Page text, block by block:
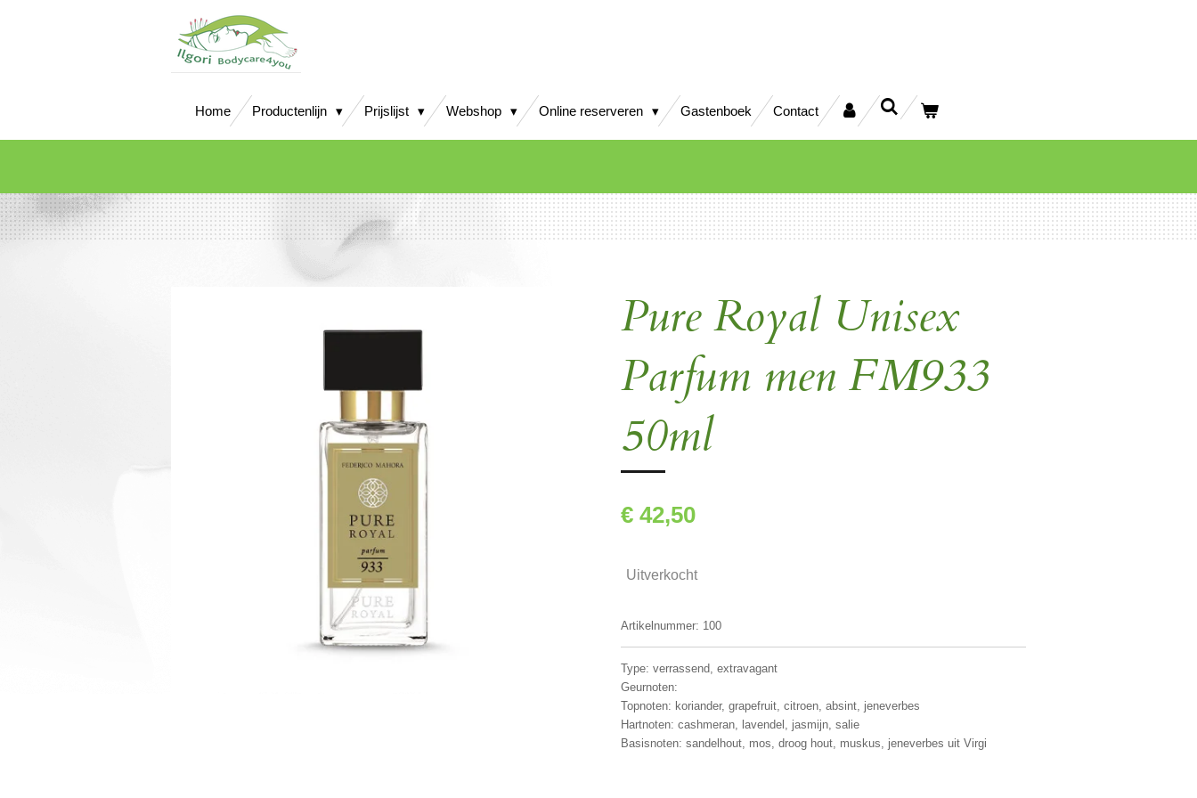
Home Productenlijn Prijslijst Webshop Online reserveren Gastenboek Contact
Pure Royal Unisex
Parfum men FM933
50ml
€ 42,50
Uitverkocht
Artikelnummer: 100
Type: verrassend, extravagant
Geurnoten:
Topnoten: koriander, grapefruit, citroen, absint, jeneverbes
Hartnoten: cashmeran, lavendel, jasmijn, salie
Basisnoten: sandelhout, mos, droog hout, muskus, jeneverbes uit Virgi